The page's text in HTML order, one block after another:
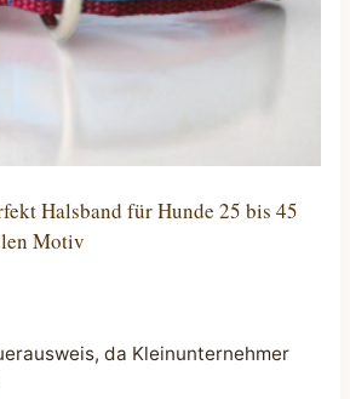
Halsband für Hunde 25 bis 45
Motiv
da Kleinunternehmer